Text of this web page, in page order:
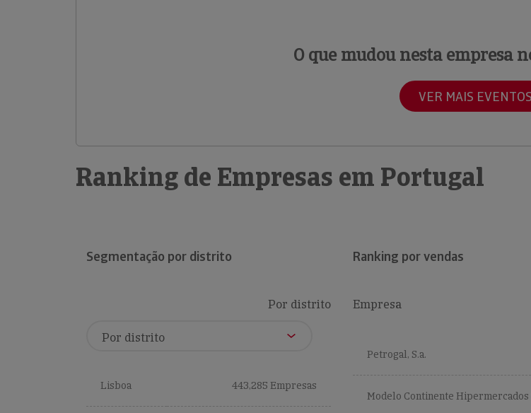
O que mudou nesta empresa
VER MAIS EVENTOS
Ranking de Empresas em Portugal
Segmentação por distrito
Por distrito
Lisboa 443,285 Empresas
Ranking por vendas
Empresa
Petrogal, S.a.
Modelo Continente Hipermercados